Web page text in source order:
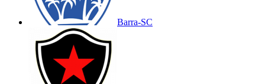
Barra-SC